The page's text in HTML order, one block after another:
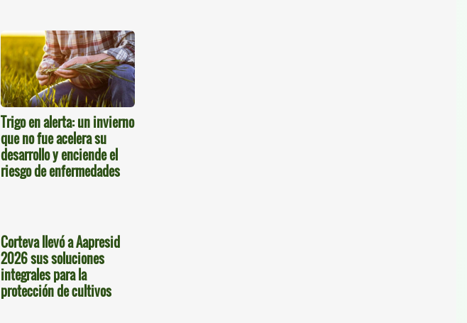
Trigo en alerta: un invierno
que no fue acelera su
desarrollo y enciende el
riesgo de enfermedades
Corteva llevó a Aapresid
2026 sus soluciones
integrales para la
protección de cultivos